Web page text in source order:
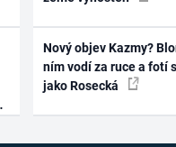
Nový objev Kazmy?
ním vodí za ruce a fotí
jako Rosecká